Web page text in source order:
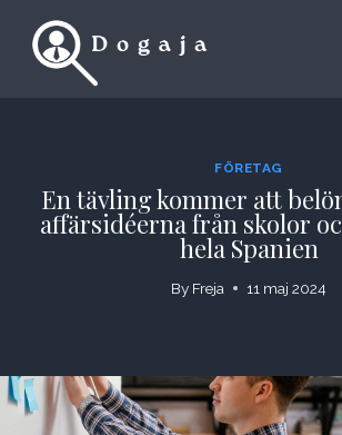
FÖRETAG
En tävling kommer att
affärsidéerna från skolor
hela Spanien
By Freja 11 maj 2024